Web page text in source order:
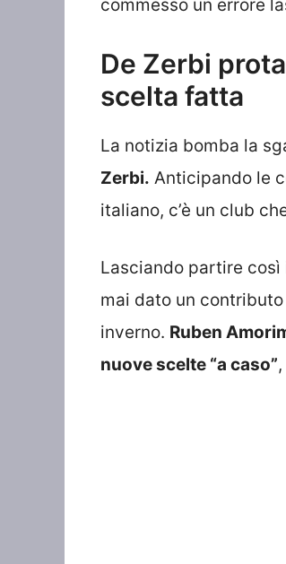
commesso un errore
De Zerbi
scelta fatta
La notizia bomba la
Zerbi. Anticipando le
italiano, c’è un club
Lasciando partire
mai dato un
inverno. Ruben
nuove scelte “a caso”